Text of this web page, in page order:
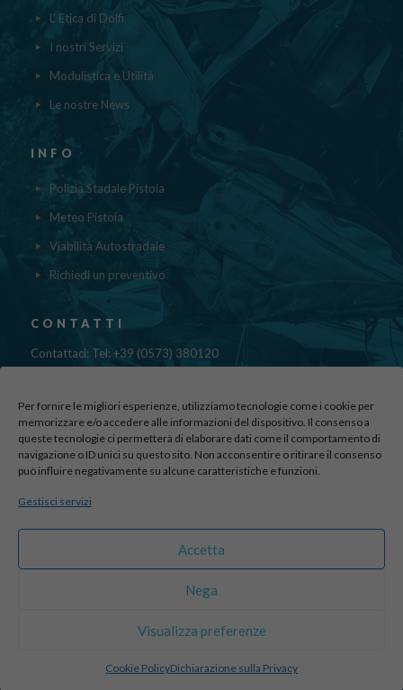
Per fornire le migliori esperienze, utilizziamo tecnologie come i cookie per
memorizzare e/o accedere alle informazioni del dispositivo. Il consenso a
queste tecnologie ci permetterà di elaborare dati come il comportamento di
navigazione o ID unici su questo sito. Non acconsentire o ritirare il consenso
può influire negativamente su alcune caratteristiche e funzioni.
Gestisci servizi
Accetta
Nega
Visualizza preferenze
Cookie PolicyDichiarazione sulla Privacy
L' Etica di Dolfi
I nostri Servizi
Modulistica e Utilità
Le nostre News
INFO
Polizia Stadale Pistoia
Meteo Pistoia
Viabilità Autostradale
Richiedi un preventivo
CONTATTI
Contattaci: Tel: +39 (0573) 380120
Fax: 39 (0573) 985420
Via di Canapale, 10
51100 PISTOIA
Find us here:
sito realizzato da
Reserved | Credits